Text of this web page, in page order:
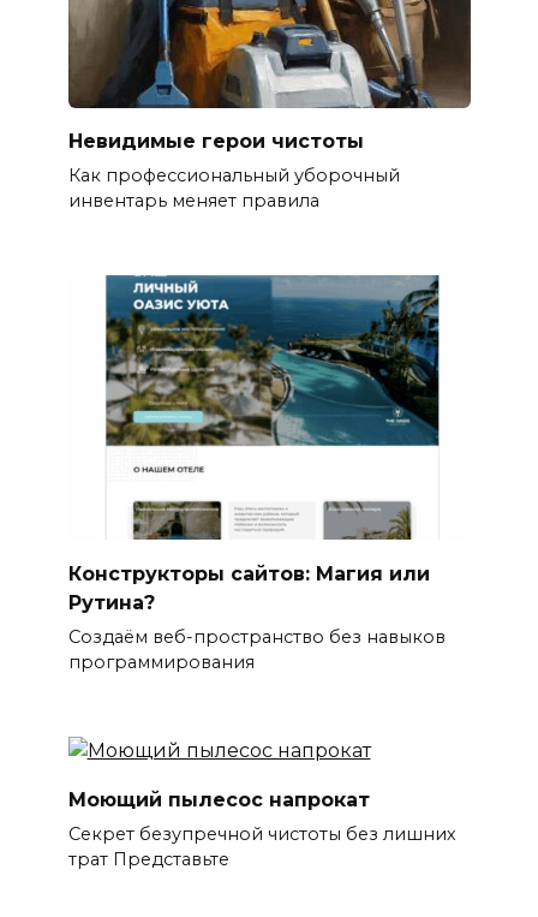
Невидимые герои чистоты
Как профессиональный уборочный
инвентарь меняет правила
Конструкторы сайтов: Магия или
Рутина?
Создаём веб-пространство без навыков
программирования
Моющий пылесос напрокат
Секрет безупречной чистоты без лишних
трат Представьте